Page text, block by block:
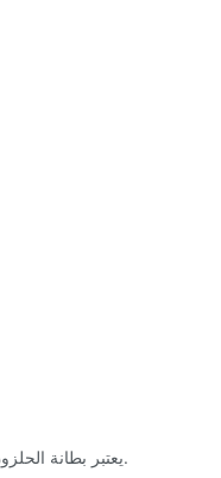
يعتبر بطانة الحلزون مكونًا أساسيًا في أنظمة المضخات التي تلعب دورًا حاسمًا في كفاءة وأداء المضخة. في هذا الدليل الشامل، سوف نستكشف أهمية بطانات الحلزون، ونناقش فوائد استخدامها في أنظمة المضخات.